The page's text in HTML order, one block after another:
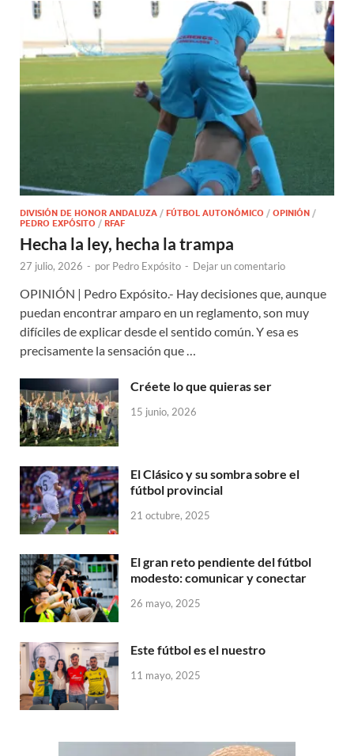
DIVISIÓN DE HONOR ANDALUZA / FÚTBOL AUTONÓMICO / OPINIÓN /
PEDRO EXPÓSITO / RFAF
Hecha la ley, hecha la trampa
27 julio, 2026 - por Pedro Expósito - Dejar un comentario
OPINIÓN | Pedro Expósito.- Hay decisiones que, aunque
puedan encontrar amparo en un reglamento, son muy
difíciles de explicar desde el sentido común. Y esa es
precisamente la sensación que …
Créete lo que quieras ser
15 junio, 2026
El Clásico y su sombra sobre el
fútbol provincial
21 octubre, 2025
El gran reto pendiente del fútbol
modesto: comunicar y conectar
26 mayo, 2025
Este fútbol es el nuestro
11 mayo, 2025